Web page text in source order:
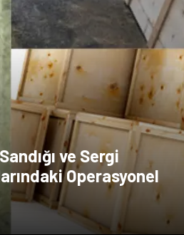
ve Sergi
Operasyonel